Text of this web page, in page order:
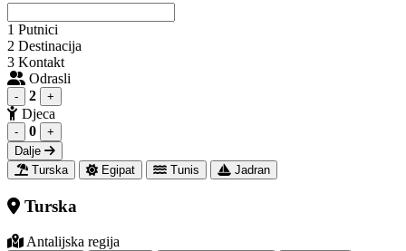
1 Putnici
2 Destinacija
3 Kontakt
Odrasli
- 2 +
Djeca
- 0
+
Dalje
Turska
Egipat Tunis Jadran
Turska
Antalijska regija